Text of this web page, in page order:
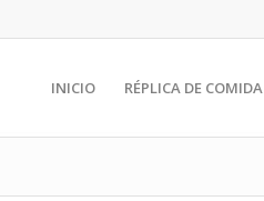
INICIO RÉPLICA DE COMIDA